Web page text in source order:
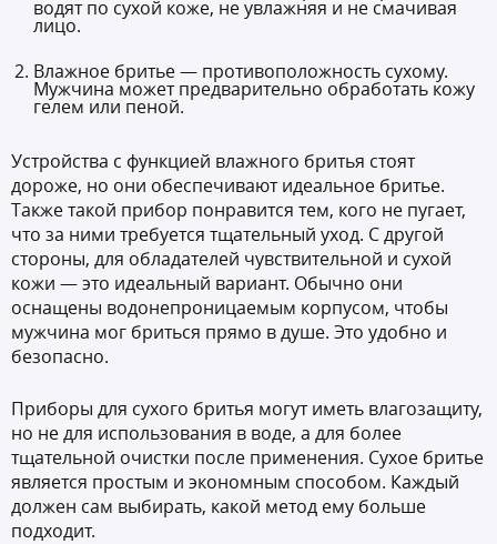
водят по сухой коже, не увлажняя и не смачивая
лицо.
Влажное бритье — противоположность сухому.
Мужчина может предварительно обработать кожу
гелем или пеной.
Устройства с функцией влажного бритья стоят
дороже, но они обеспечивают идеальное бритье.
Также такой прибор понравится тем, кого не пугает,
что за ними требуется тщательный уход. С другой
стороны, для обладателей чувствительной и сухой
кожи — это идеальный вариант. Обычно они
оснащены водонепроницаемым корпусом, чтобы
мужчина мог бриться прямо в душе. Это удобно и
безопасно.
Приборы для сухого бритья могут иметь влагозащиту,
но не для использования в воде, а для более
тщательной очистки после применения. Сухое бритье
является простым и экономным способом. Каждый
должен сам выбирать, какой метод ему больше
подходит.